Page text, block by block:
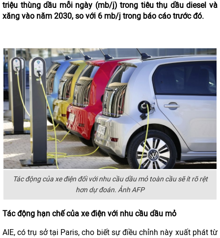
triệu thùng dầu mỗi ngày (mb/j) trong tiêu thụ dầu diesel và
xăng vào năm 2030, so với 6 mb/j trong báo cáo trước đó.
Tác động của xe điện đối với nhu cầu dầu mỏ toàn cầu sẽ ít rõ rệt
hơn dự đoán. Ảnh AFP
Tác động hạn chế của xe điện với nhu cầu dầu mỏ
AIE, có trụ sở tại Paris, cho biết sự điều chỉnh này xuất phát từ